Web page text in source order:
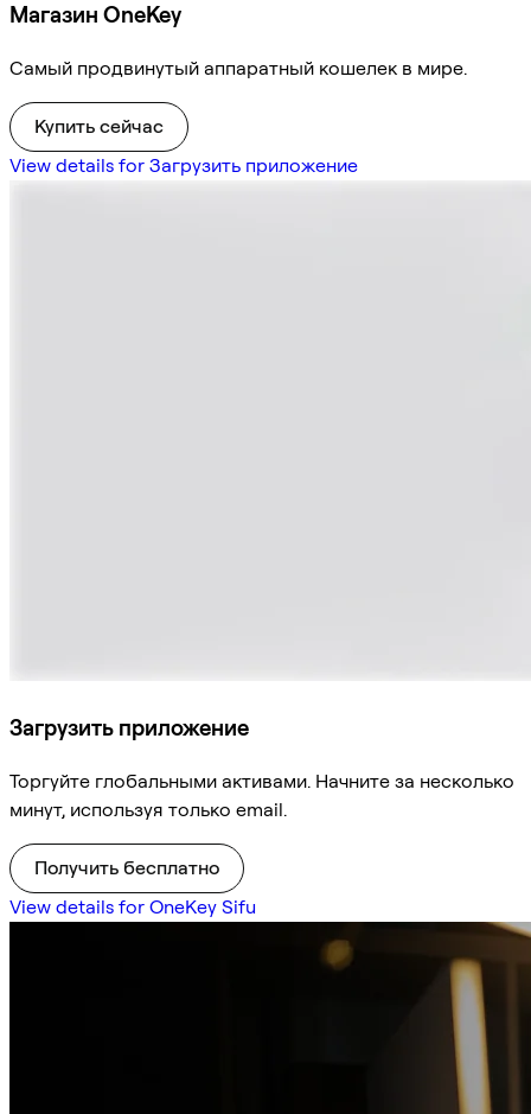
Магазин OneKey
Самый продвинутый аппаратный кошелек в мире.
Купить сейчас
View details for Загрузить приложение
Загрузить приложение
Торгуйте глобальными активами. Начните за несколько
минут, используя только email.
Получить бесплатно
View details for OneKey Sifu